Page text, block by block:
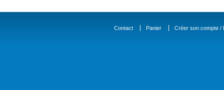
Contact Panier Créer son compte /